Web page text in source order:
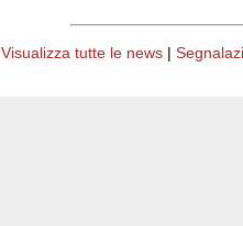
Visualizza tutte le news |